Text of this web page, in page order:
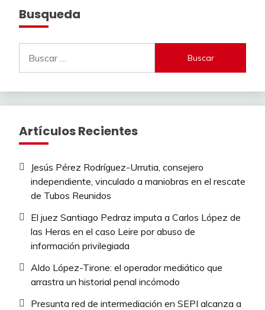
Busqueda
Artículos Recientes
Jesús Pérez Rodríguez-Urrutia, consejero
independiente, vinculado a maniobras en el rescate
de Tubos Reunidos
El juez Santiago Pedraz imputa a Carlos López de
las Heras en el caso Leire por abuso de
información privilegiada
Aldo López-Tirone: el operador mediático que
arrastra un historial penal incómodo
Presunta red de intermediación en SEPI alcanza a